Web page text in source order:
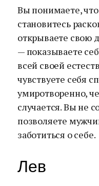
Вы понимаете,
становитесь
открываете свою
— показываете
всей своей
чувствуете себя
умиротворенно,
случается. Вы не
позволяете
заботиться о себе.
Лев